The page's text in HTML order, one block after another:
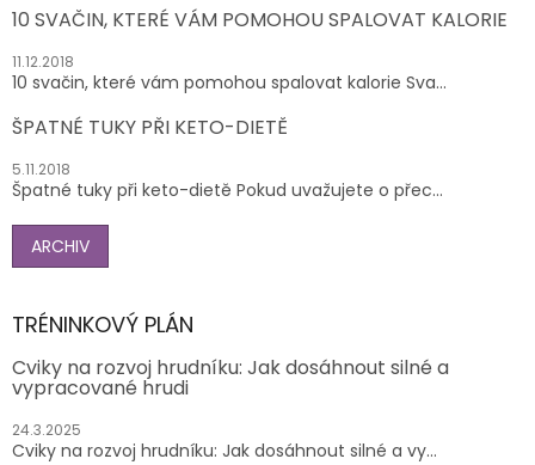
10 SVAČIN, KTERÉ VÁM POMOHOU SPALOVAT KALORIE
11.12.2018
10 svačin, které vám pomohou spalovat kalorie Sva...
ŠPATNÉ TUKY PŘI KETO-DIETĚ
5.11.2018
Špatné tuky při keto-dietě Pokud uvažujete o přec...
ARCHIV
TRÉNINKOVÝ PLÁN
Cviky na rozvoj hrudníku: Jak dosáhnout silné a
vypracované hrudi
24.3.2025
Cviky na rozvoj hrudníku: Jak dosáhnout silné a vy...